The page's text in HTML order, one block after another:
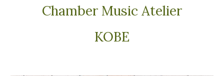
Chamber Music Atelier
KOBE